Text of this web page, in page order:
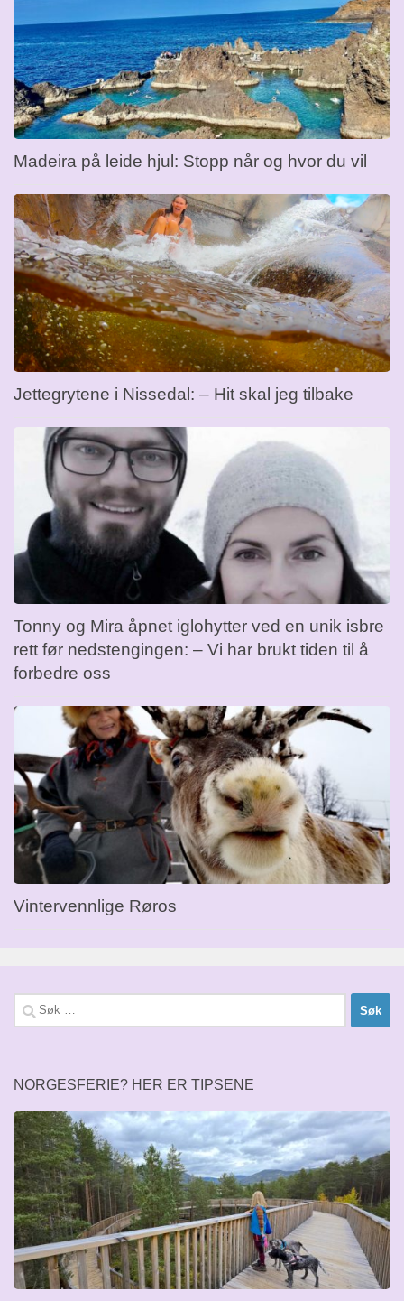
Madeira på leide hjul: Stopp når og hvor du vil
Jettegrytene i Nissedal: – Hit skal jeg tilbake
Tonny og Mira åpnet iglohytter ved en unik isbre
rett før nedstengingen: – Vi har brukt tiden til å
forbedre oss
Vintervennlige Røros
Søk
etter:
NORGESFERIE? HER ER TIPSENE